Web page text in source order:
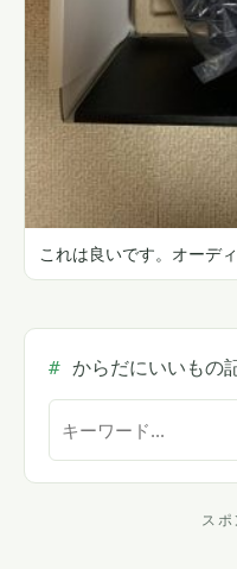
これは良いです。オーデ
からだにいいもの
ト
スポ